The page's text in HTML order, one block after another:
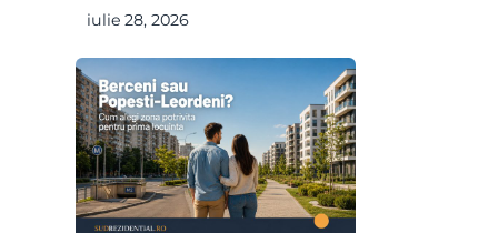
iulie 28, 2026